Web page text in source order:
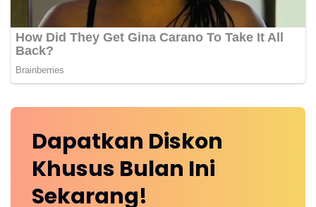
Dapatkan Diskon
Khusus Bulan Ini
Sekarang!